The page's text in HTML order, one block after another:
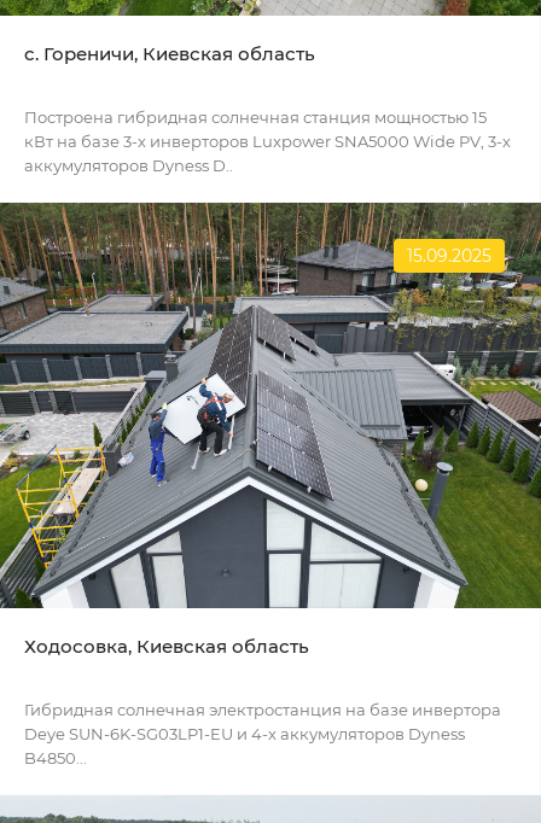
c. Гореничи, Киевская область
Построена гибридная солнечная станция мощностью 15
кВт на базе 3-х инверторов Luxpower SNA5000 Wide PV, 3-х
аккумуляторов Dyness D..
15.09.2025
Ходосовка, Киевская область
Гибридная солнечная электростанция на базе инвертора
Deye SUN-6K-SG03LP1-EU и 4-х аккумуляторов Dyness
B4850...